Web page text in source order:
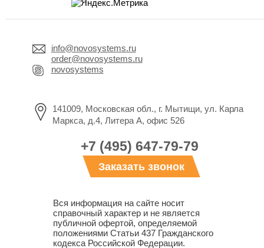
info@novosystems.ru
order@novosystems.ru
novosystems
141009, Московская обл., г. Мытищи, ул. Карла
Маркса, д.4, Литера А, офис 526
+7 (495) 647-79-79
Заказать звонок
Вся информация на сайте носит
справочный характер и не является
публичной офертой, определяемой
положениями Статьи 437 Гражданского
кодекса Российской Федерации.